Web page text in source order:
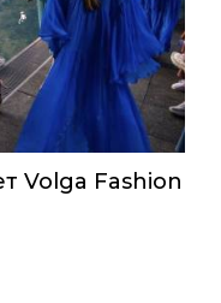
Volga Fashion